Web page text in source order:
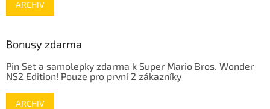
ARCHIV
Bonusy zdarma
Pin Set a samolepky zdarma k Super Mario Bros. Wonder
NS2 Edition! Pouze pro první 2 zákazníky
ARCHIV